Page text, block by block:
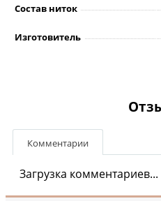
Состав ниток
Изготовитель
Комментарии
Загрузка комментариев...